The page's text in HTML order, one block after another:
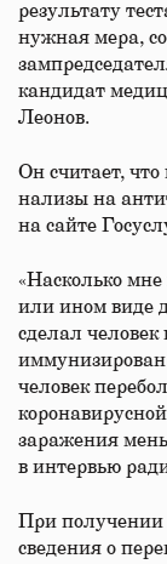
результату
нужная мера,
кандидат
Леонов.
Он считает, что
нализы на
на сайте
«Насколько мне
или ином виде
сделал человек
человек
заражения
в интервью
При
сведения о